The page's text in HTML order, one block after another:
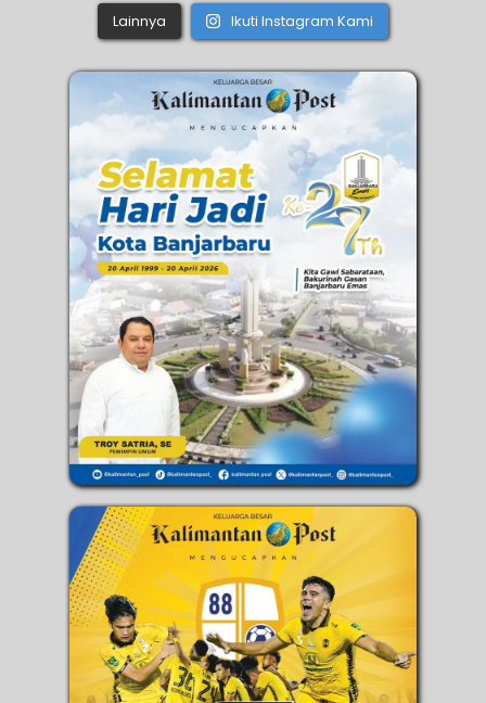
Lainnya Ikuti Instagram Kami